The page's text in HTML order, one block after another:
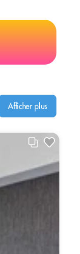
Afficher plus